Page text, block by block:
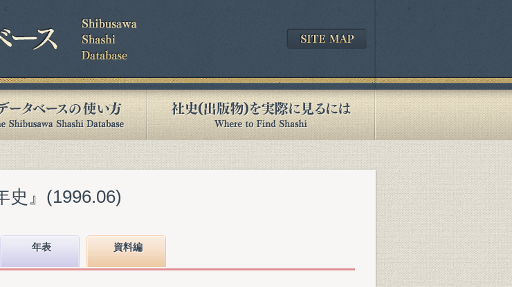
史』(1996.06)
年表 資料編